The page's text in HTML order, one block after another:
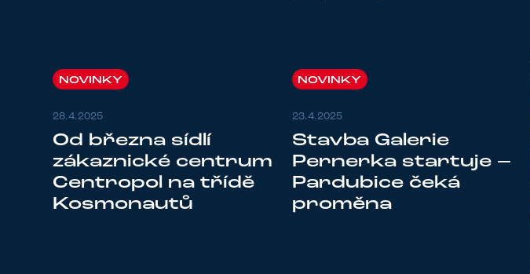
NOVINKY
28.4.2025
Od března sídlí
zákaznické centrum
Centropol na třídě
Kosmonautů
NOVINKY
23.4.2025
Stavba Galerie
Pernerka startuje –
Pardubice čeká
proměna